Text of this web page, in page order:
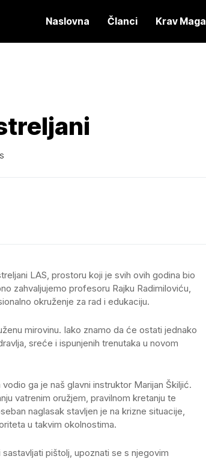
Naslovna Članci Krav Maga
LAS, prostoru koji je svih ovih godina bio
zahvaljujemo profesoru Rajku Radimiloviću,
okruženje za rad i edukaciju.
mirovinu. Iako znamo da će ostati jednako
sreće i ispunjenih trenutaka u novom
ga je naš glavni instruktor Marijan Škiljić.
vatrenim oružjem, pravilnom kretanju te
naglasak stavljen je na krizne situacije,
u takvim okolnostima.
pištolj, upoznati se s njegovim